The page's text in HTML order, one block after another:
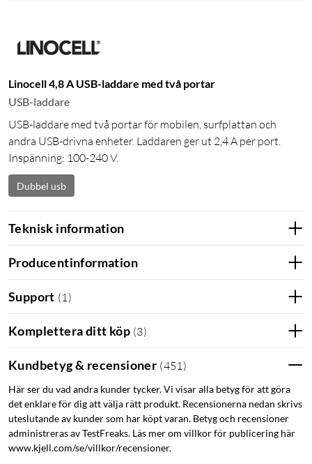
Linocell 4,8 A USB-laddare med två portar
USB-laddare
USB-laddare med två portar för mobilen, surfplattan och
andra USB-drivna enheter. Laddaren ger ut 2,4 A per port.
Inspänning: 100-240 V.
Dubbel usb
Teknisk information
Producentinformation
Support (1 )
Komplettera ditt köp (3)
Kundbetyg & recensioner (451 )
Här ser du vad andra kunder tycker. Vi visar alla betyg för att göra
det enklare för dig att välja rätt produkt. Recensionerna nedan skrivs
uteslutande av kunder som har köpt varan. Betyg och recensioner
administreras av TestFreaks. Läs mer om villkor för publicering här
www.kjell.com/se/villkor/recensioner.